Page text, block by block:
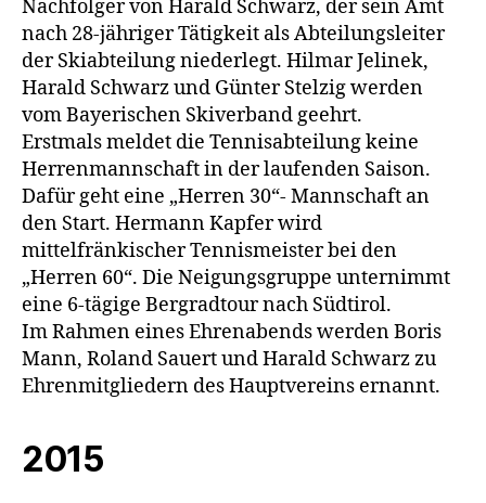
Nachfolger von Harald Schwarz, der sein Amt
nach 28-jähriger Tätigkeit als Abteilungsleiter
der Skiabteilung niederlegt. Hilmar Jelinek,
Harald Schwarz und Günter Stelzig werden
vom Bayerischen Skiverband geehrt.
Erstmals meldet die Tennisabteilung keine
Herrenmannschaft in der laufenden Saison.
Dafür geht eine „Herren 30“- Mannschaft an
den Start. Hermann Kapfer wird
mittelfränkischer Tennismeister bei den
„Herren 60“. Die Neigungsgruppe unternimmt
eine 6-tägige Bergradtour nach Südtirol.
Im Rahmen eines Ehrenabends werden Boris
Mann, Roland Sauert und Harald Schwarz zu
Ehrenmitgliedern des Hauptvereins ernannt.
2015